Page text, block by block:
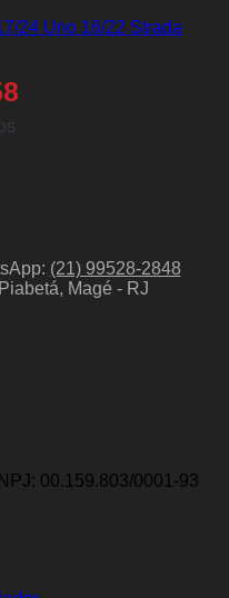
24 Uno 16/22 Strada
(21) 99528-2848
Magé - RJ
00.159.803/0001-93